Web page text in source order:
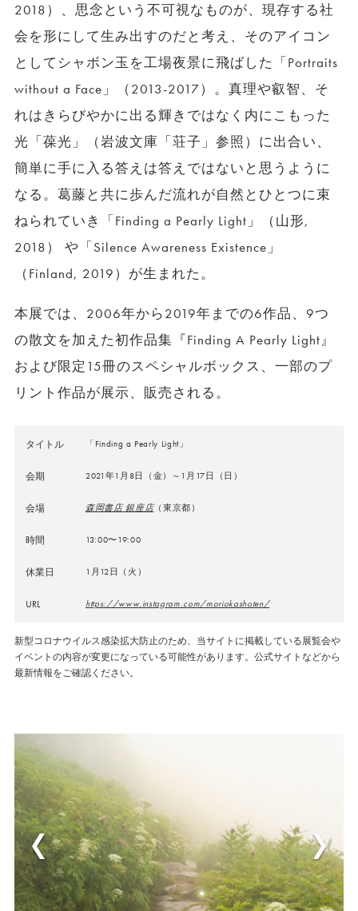
2018）、思念という不可視なものが、現存する社
会を形にして生み出すのだと考え、そのアイコン
としてシャボン玉を工場夜景に飛ばした「Portraits
without a Face」（2013-2017）。真理や叡智、そ
れはきらびやかに出る輝きではなく内にこもった
光「葆光」（岩波文庫「荘子」参照）に出合い、
簡単に手に入る答えは答えではないと思うように
なる。葛藤と共に歩んだ流れが自然とひとつに束
ねられていき「Finding a Pearly Light」（山形,
2018） や「Silence Awareness Existence」
（Finland, 2019）が生まれた。
本展では、2006年から2019年までの6作品、9つ
の散文を加えた初作品集『Finding A Pearly Light』
および限定15冊のスペシャルボックス、一部のプ
リント作品が展示、販売される。
タイトル 「Finding a Pearly Light」
会期 2021年1月8日（金）～1月17日（日）
会場 森岡書店 銀座店（東京都）
時間 13:00〜19:00
休業日 1月12日（火）
URL https://www.instagram.com/moriokashoten/
新型コロナウイルス感染拡大防止のため、当サイトに掲載している展覧会や
イベントの内容が変更になっている可能性があります。公式サイトなどから
最新情報をご確認ください。